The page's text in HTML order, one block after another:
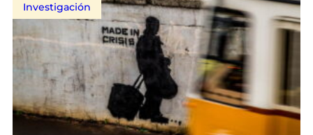
Investigación